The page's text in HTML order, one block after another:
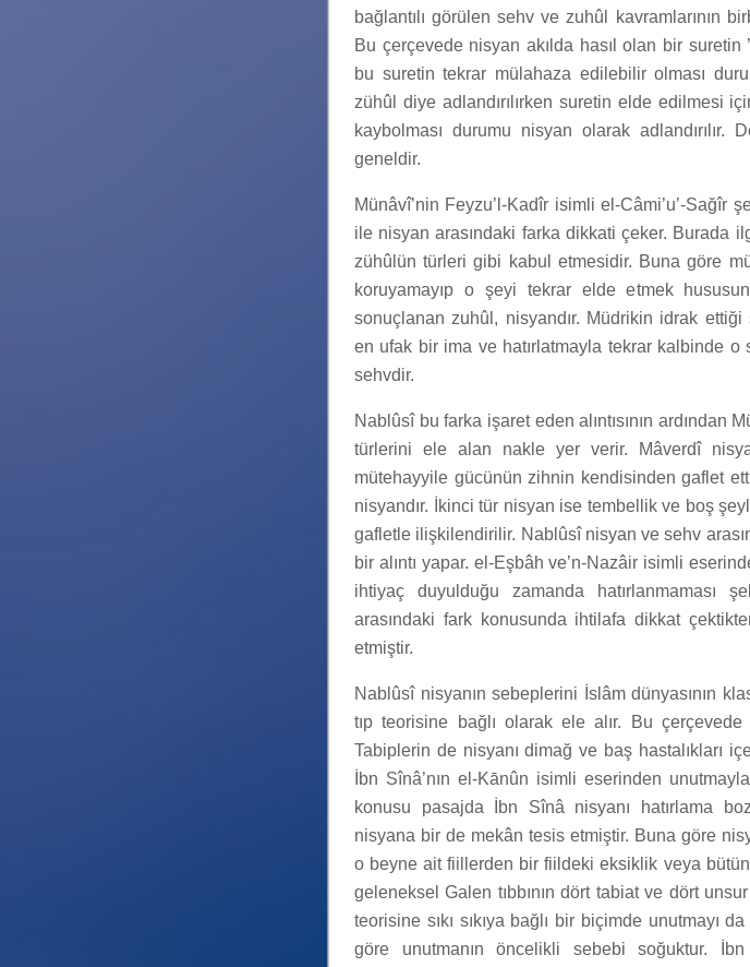
bağlantılı görülen sehv ve zuhûl kavramlarının
Bu çerçevede nisyan akılda hasıl olan bir suretin
bu suretin tekrar mülahaza edilebilir olması
zühûl diye adlandırılırken suretin elde edilmesi
kaybolması durumu nisyan olarak adlandırılır.
geneldir.
Münâvî’nin Feyzu’l-Kadîr isimli el-Câmi’u’-Sağîr
ile nisyan arasındaki farka dikkati çeker. Burada
zühûlün türleri gibi kabul etmesidir. Buna göre
koruyamayıp o şeyi tekrar elde etmek
sonuçlanan zuhûl, nisyandır. Müdrikin idrak
en ufak bir ima ve hatırlatmayla tekrar kalbinde
sehvdir.
Nablûsî bu farka işaret eden alıntısının ardından
türlerini ele alan nakle yer verir. Mâverdî
mütehayyile gücünün zihnin kendisinden gaflet
nisyandır. İkinci tür nisyan ise tembellik ve boş
gafletle ilişkilendirilir. Nablûsî nisyan ve sehv
bir alıntı yapar. el-Eşbâh ve’n-Nazâir isimli
ihtiyaç duyulduğu zamanda hatırlanmaması
arasındaki fark konusunda ihtilafa dikkat
etmiştir.
Nablûsî nisyanın sebeplerini İslâm dünyasının
tıp teorisine bağlı olarak ele alır. Bu çerçevede
Tabiplerin de nisyanı dimağ ve baş hastalıkları
İbn Sînâ’nın el-Kānûn isimli eserinden
konusu pasajda İbn Sînâ nisyanı hatırlama
nisyana bir de mekân tesis etmiştir. Buna göre
o beyne ait fiillerden bir fiildeki eksiklik veya
geleneksel Galen tıbbının dört tabiat ve dört
teorisine sıkı sıkıya bağlı bir biçimde unutmayı
göre unutmanın öncelikli sebebi soğuktur.